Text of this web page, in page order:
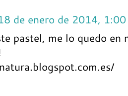
de enero de 2014, 1:00
pastel, me lo quedo en